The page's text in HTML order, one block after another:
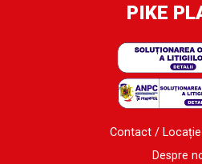
PIKE
Contact /
Despre